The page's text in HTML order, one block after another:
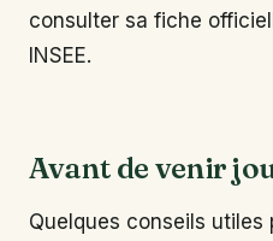
consulter sa fiche
INSEE.
Avant de venir
Quelques conseils utiles